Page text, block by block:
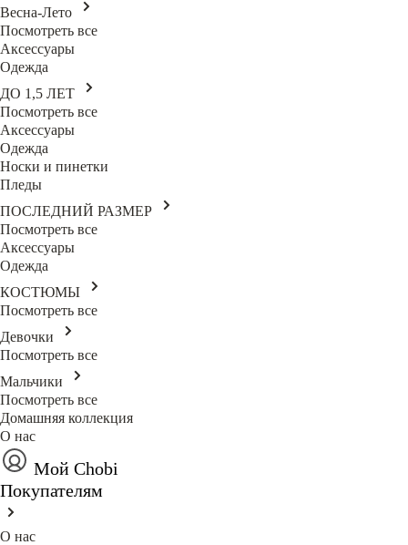
Весна-Лето
Посмотреть все
Аксессуары
Одежда
ДО 1,5 ЛЕТ
Посмотреть все
Аксессуары
Одежда
Носки и пинетки
Пледы
ПОСЛЕДНИЙ РАЗМЕР
Посмотреть все
Аксессуары
Одежда
КОСТЮМЫ
Посмотреть все
Девочки
Посмотреть все
Мальчики
Посмотреть все
Домашняя коллекция
О нас
Мой Chobi
Покупателям
О нас